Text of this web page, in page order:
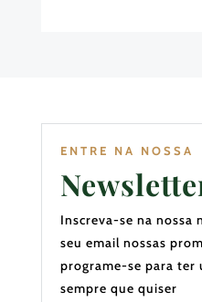
ENTRE NA NOSSA
Inscreva-se na nossa
seu email nossas
programe-se para ter
sempre que quiser